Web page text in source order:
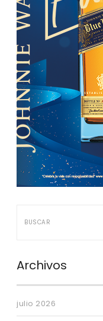
Archivos
julio 2026